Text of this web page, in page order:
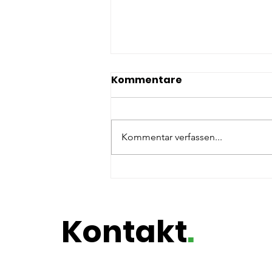
Kommentare
Kommentar verfassen...
Kontakt.